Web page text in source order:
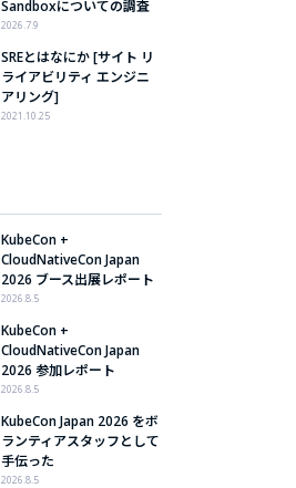
Sandboxについての調査
2026.7.9
SREとはなにか [サイト リ
ライアビリティ エンジニ
アリング]
2021.10.25
KubeCon +
CloudNativeCon Japan
2026 ブース出展レポート
2026.8.5
KubeCon +
CloudNativeCon Japan
2026 参加レポート
2026.8.5
KubeCon Japan 2026 をボ
ランティアスタッフとして
手伝った
2026.8.5